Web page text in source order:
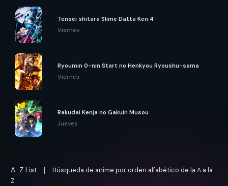
Tensei shitara Slime Datta Ken 4
Viernes
Ryoumin 0-nin Start no Henkyou Ryoushu-sama
Viernes
Rakudai Kenja no Gakuin Musou
Jueves
A-Z List
Búsqueda de anime por orden alfabético de la A a la
Z.